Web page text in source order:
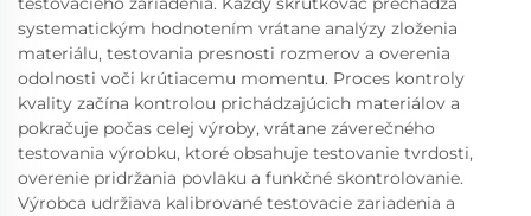
systematickým hodnotením vrátane analýzy zloženia
materiálu, testovania presnosti rozmerov a overenia
odolnosti voči krútiacemu momentu. Proces kontroly
kvality začína kontrolou prichádzajúcich materiálov a
pokračuje počas celej výroby, vrátane záverečného
testovania výrobku, ktoré obsahuje testovanie tvrdosti,
overenie pridržania povlaku a funkčné skontrolovanie.
Výrobca udržiava kalibrované testovacie zariadenia a